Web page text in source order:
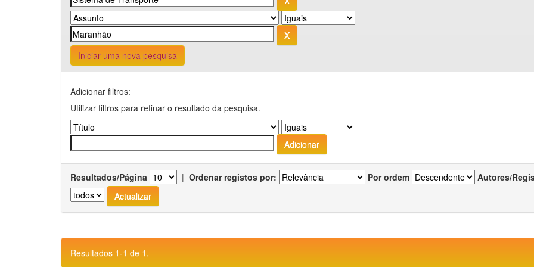
Iniciar uma nova pesquisa
Adicionar filtros:
Utilizar filtros para refinar o resultado da pesquisa.
Resultados/Página | Ordenar registos por: Por ordem Autores/
Resultados 1-1 de 1.